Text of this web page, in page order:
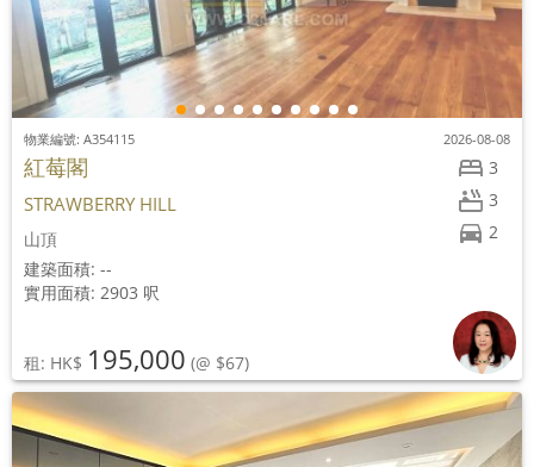
3
3
2
物業編號: A354115 2026-08-08
紅莓閣
STRAWBERRY HILL
山頂
建築面積: --
實用面積: 2903 呎
租: HK$ 195,000 (@ $67)